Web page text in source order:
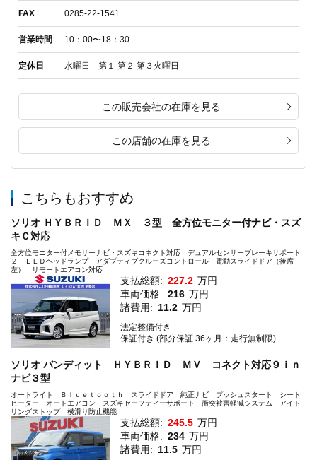
FAX 0285-22-1541
営業時間 10：00〜18：30
定休日 水曜日 第１ 第２ 第３火曜日
この販売会社の在庫を見る
この店舗の在庫を見る
こちらもおすすめ
ソリオ ＨＹＢＲＩＤ ＭＸ ３型 全方位モニター付ナビ・スズ
キＣ対応
全方位モニター付メモリーナビ・スズキコネクト対応 デュアルセンサーブレーキサポート
２ ＬＥＤヘッドランプ アダプティブクルーズコントロール 電動スライドドア（後席
左） リモートエアコン対応
支払総額: 227.2 万円
車両価格: 216 万円
諸費用: 11.2 万円
法定整備付き
保証付き (部分保証 36ヶ月：走行無制限)
ソリオ バンディット ＨＹＢＲＩＤ ＭＶ コネクト対応９ｉｎ
ナビ３型
オートライト Ｂｌｕｅｔｏｏｔｈ スライドドア 純正ナビ プッシュスタート シート
ヒーター オートエアコン スズキセーフティーサポート 衝突被害軽減システム アイド
リングストップ 横滑り防止機能
支払総額: 245.5 万円
車両価格: 234 万円
諸費用: 11.5 万円